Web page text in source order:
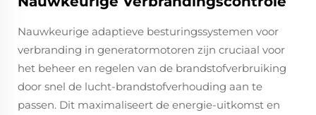
Nauwkeurige adaptieve besturingssystemen voor
verbranding in generatormotoren zijn cruciaal voor
het beheer en regelen van de brandstofverbruiking
door snel de lucht-brandstofverhouding aan te
passen. Dit maximaliseert de energie-uitkomst en